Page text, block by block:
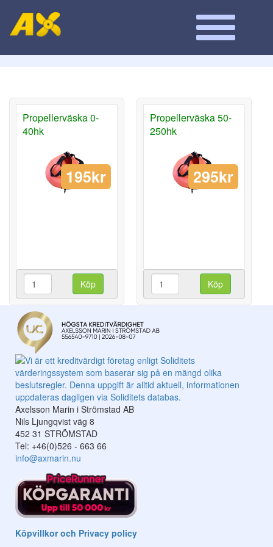
Propellerväska 0-
40hk
195kr
Köp
Propellerväska 50-
250hk
295kr
Köp
Axelsson Marin i Strömstad AB
Nils Ljungqvist väg 8
452 31 STRÖMSTAD
Tel: +46(0)526 - 663 66
info@axmarin.nu
Köpvillkor och Privacy policy